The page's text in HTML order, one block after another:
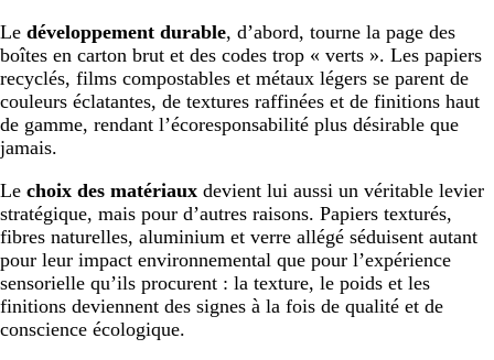
Le développement durable, d’abord, tourne la page des
boîtes en carton brut et des codes trop « verts ». Les papiers
recyclés, films compostables et métaux légers se parent de
couleurs éclatantes, de textures raffinées et de finitions haut
de gamme, rendant l’écoresponsabilité plus désirable que
jamais.
Le choix des matériaux devient lui aussi un véritable levier
stratégique, mais pour d’autres raisons. Papiers texturés,
fibres naturelles, aluminium et verre allégé séduisent autant
pour leur impact environnemental que pour l’expérience
sensorielle qu’ils procurent : la texture, le poids et les
finitions deviennent des signes à la fois de qualité et de
conscience écologique.